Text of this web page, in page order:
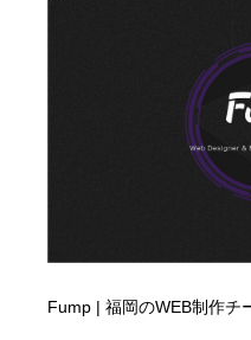
Fump | 福岡のWEB制作チ